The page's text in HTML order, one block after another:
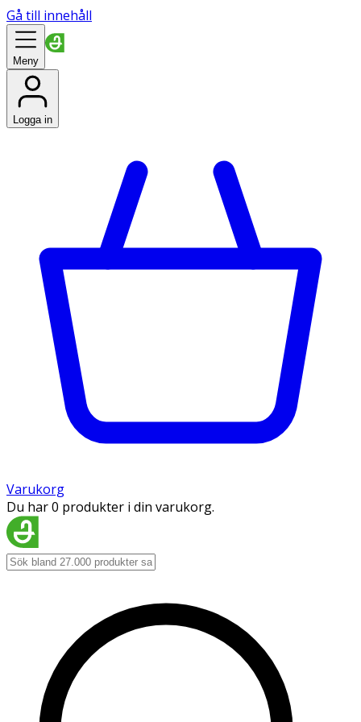
Gå till innehåll
Meny
Logga in
Varukorg
Du har 0 produkter i din varukorg.